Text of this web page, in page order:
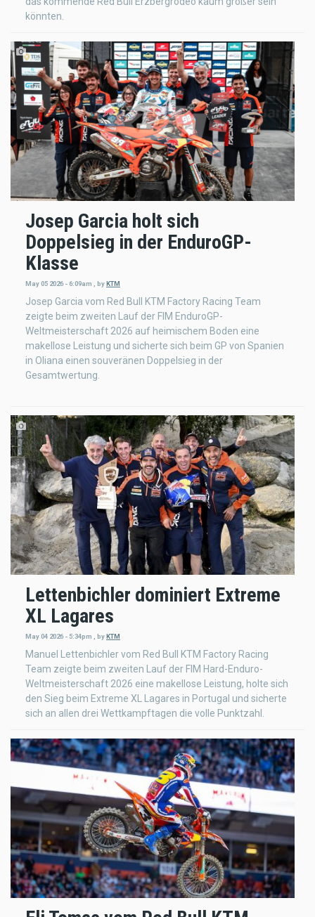
könnten.
Josep Garcia holt sich
Doppelsieg in der EnduroGP-
Klasse
May 05 2026 - 6:09am byKTM
Josep Garcia vom Red Bull KTM Factory Racing Team
zeigte beim zweiten Lauf der FIM EnduroGP-
Weltmeisterschaft 2026 auf heimischem Boden eine
makellose Leistung und sicherte sich beim GP von Spanien
in Oliana einen souveränen Doppelsieg in der
Gesamtwertung.
Lettenbichler dominiert Extreme
XL Lagares
May 04 2026 - 5:34pm , byKTM
Manuel Lettenbichler vom Red Bull KTM Factory Racing
Team zeigte beim zweiten Lauf der FIM Hard-Enduro-
Weltmeisterschaft 2026 eine makellose Leistung, holte sich
den Sieg beim Extreme XL Lagares in Portugal und sicherte
sich an allen drei Wettkampftagen die volle Punktzahl.